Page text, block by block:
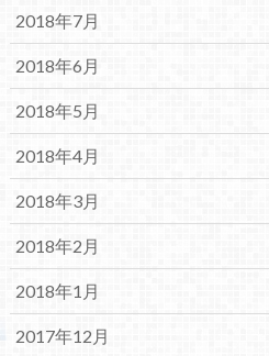
2018年7月
2018年6月
2018年5月
2018年4月
2018年3月
2018年2月
2018年1月
2017年12月